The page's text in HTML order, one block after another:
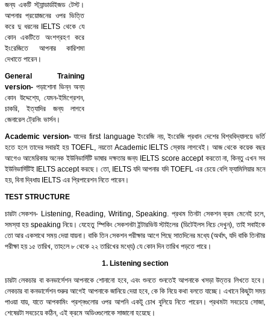
জন্য একটি স্ট্যান্ডার্ডাইজড টেস্ট।
আপনার প্রয়োজনের ওপর ভিত্তি
করে দু ধরনের IELTS থেকে যে
কোন একটিতে অংশগ্রহণ করে
ইংরেজিতে আপনার কারিশমা
দেখাতে পারেন।
General Training
version- পড়াশোনা ভিন্ন অন্য
কোন উদ্দেশ্যে, যেমন-ইমিগ্রেশন,
চাকরি, ইত্যাদির জন্য লাগবে
জেনারেল ট্রেনিং ভার্সন।
Academic version-যাদের first language ইংরেজি নয়, ইংরেজি প্রধান দেশের বিশ্ববিদ্যালয়ে ভর্তি
হতে হলে তাদের সবারই হয় TOEFL, নয়তো Academic IELTS স্কোর লাগবেই। আজ থেকে কয়েক বছর
আগেও আমেরিকার অনেক ইউনিভার্সিটি ভাষার দক্ষতার জন্য IELTS score accept করতো না, কিন্তু এখন সব
ইউনিভার্সিটিই IELTS accept করছে। তো, IELTS যদি আপনার যদি TOEFL এর চেয়ে বেশি ফ্যামিলিয়ার মনে
হয়, বিনা দ্বিধায় IELTS এর প্রিপারেশন নিতে পারেন।
TEST STRUCTURE
চারটা সেকশন- Listening, Reading, Writing, Speaking. প্রথম তিনটা সেকশন ক্রম মেনেই চলে,
সমস্যা হয় speaking নিয়ে। যেহেতু স্পিকিং সেকশনটা ইন্টারভিউ স্টাইলের (ডিটেইলস নিচে দেখুন), তাই সবাইকে
তো আর একসাথে সময় দেয়া যায়না। বাকি তিন সেকশন পরীক্ষার আগে পিছে সাতদিনের মধ্যে (অর্থাৎ, যদি বাকি তিনটার
পরীক্ষা হয় ১৫ তারিখ, তাহলে ৮ থেকে ২২ তারিখের মধ্যে) যে কোন দিন তারিখ পড়তে পারে।
1. Listening section
চারটা লেকচার বা কনভার্সেশন আপনাকে শোনানো হবে, এবং শুনতে শুনতেই আপনাকে খসড়া উত্তর লিখতে হবে।
লেকচার বা কনভার্সেশন শুরুর আগেই আপনাকে জানিয়ে দেয়া হবে, কে কি নিয়ে কথা বলতে যাচ্ছে। এখানে কিছুটা সময়
পাওয়া যায়, যাতে আপকামিং প্রশ্নগুলোর ওপর আপনি একটু চোখ বুলিয়ে নিতে পারেন। প্রথমটা সবচেয়ে সোজা,
শেষেরটা সবচেয়ে কঠিন, এই ক্রমে অডিওগুলোকে সাজানো হয়েছে।